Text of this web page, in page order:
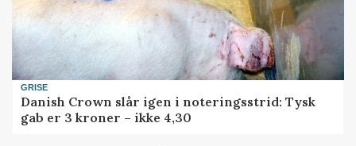
GRISE
Danish Crown slår igen i noteringsstrid: Tysk
gab er 3 kroner – ikke 4,30